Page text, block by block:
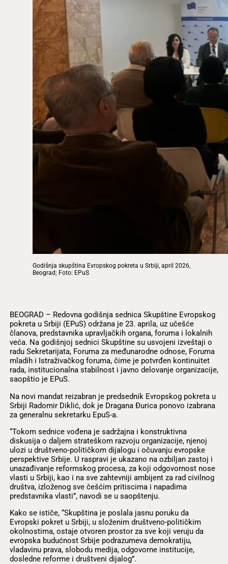
Godišnja skupština Evropskog pokreta u Srbiji, april 2026,
Beograd; Foto: EPuS
BEOGRAD – Redovna godišnja sednica Skupštine Evropskog
pokreta u Srbiji (EPuS) održana je 23. aprila, uz učešće
članova, predstavnika upravljačkih organa, foruma i lokalnih
veća. Na godišnjoj sednici Skupštine su usvojeni izveštaji o
radu Sekretarijata, Foruma za međunarodne odnose, Foruma
mladih i Istraživačkog foruma, čime je potvrđen kontinuitet
rada, institucionalna stabilnost i javno delovanje organizacije,
saopštio je EPuS.
Na novi mandat reizabran je predsednik Evropskog pokreta u
Srbiji Radomir Diklić, dok je Dragana Đurica ponovo izabrana
za generalnu sekretarku EpuS-a.
“Tokom sednice vođena je sadržajna i konstruktivna
diskusija o daljem strateškom razvoju organizacije, njenoj
ulozi u društveno-političkom dijalogu i očuvanju evropske
perspektive Srbije. U raspravi je ukazano na ozbiljan zastoj i
unazađivanje reformskog procesa, za koji odgovornost nose
vlasti u Srbiji, kao i na sve zahtevniji ambijent za rad civilnog
društva, izloženog sve češćim pritiscima i napadima
predstavnika vlasti”, navodi se u saopštenju.
Kako se ističe, “Skupština je poslala jasnu poruku da
Evropski pokret u Srbiji, u složenim društveno-političkim
okolnostima, ostaje otvoren prostor za sve koji veruju da
evropska budućnost Srbije podrazumeva demokratiju,
vladavinu prava, slobodu medija, odgovorne institucije,
dosledne reforme i društveni dijalog”.